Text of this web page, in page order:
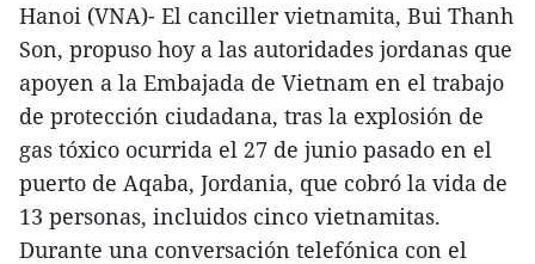
Hanoi (VNA)- El canciller vietnamita, Bui Thanh
Son, propuso hoy a las autoridades jordanas que
apoyen a la Embajada de Vietnam en el trabajo
de protección ciudadana, tras la explosión de
gas tóxico ocurrida el 27 de junio pasado en el
puerto de Aqaba, Jordania, que cobró la vida de
13 personas, incluidos cinco vietnamitas.
Durante una conversación telefónica con el